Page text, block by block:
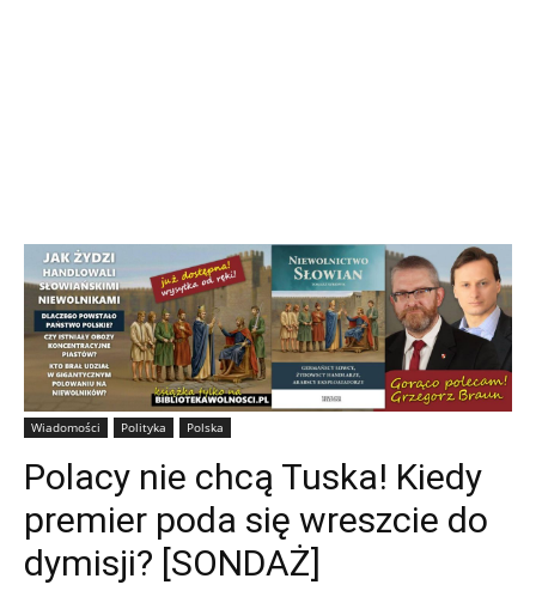
Wiadomości Polityka Polska
Polacy nie chcą Tuska! Kiedy
premier poda się wreszcie do
dymisji? [SONDAŻ]